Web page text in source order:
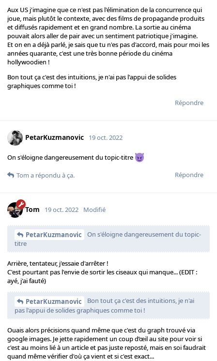
Aux US j'imagine que ce n'est pas l'élimination de la concurrence qui
joue, mais plutôt le contexte, avec des films de propagande produits
et diffusés rapidement et en grand nombre. La sortie au cinéma
pouvait alors aller de pair avec un sentiment patriotique j'imagine.
Et on en a déjà parlé, je sais que tu n'es pas d'accord, mais pour moi les
années quarante, c'est une très bonne période du cinéma
hollywoodien !
Bon tout ça c'est des intuitions, je n'ai pas l'appui de solides
graphiques comme toi !
Répondre
PetarKuzmanovic 19 oct. 2022
On s'éloigne dangereusement du topic-titre
Répondre
Tom a répondu à ça.
Tom 19 oct. 2022 Modifié
PetarKuzmanovic
On s'éloigne dangereusement du topic-
titre
Arrière, tentateur, j'essaie d'arrêter !
C'est pourtant pas l'envie de sortir les ciseaux qui manque... (EDIT :
ayé, j'ai fauté)
PetarKuzmanovic
Bon tout ça c'est des intuitions, je n'ai
pas l'appui de solides graphiques comme toi !
Ouais alors précisions quand même que c'est du graph trouvé via
google images. Je jette rapidement un coup d’œil au site pour voir si
c'est au moins lié à un article et pas juste reposté, mais en soi faudrait
quand même vérifier d'où ça vient et si c'est exact...